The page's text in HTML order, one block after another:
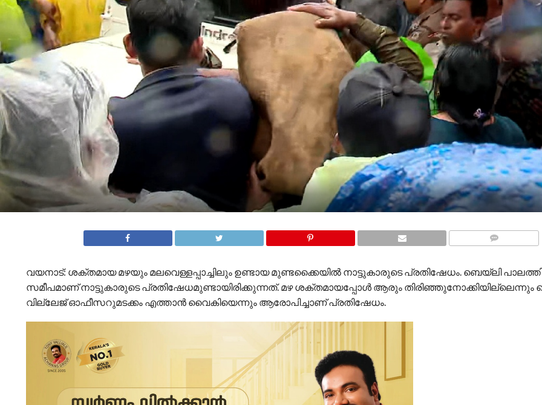
വയനാട്: ശക്തമായ മഴയും മലവെള്ളപ്പാച്ചിലും ഉണ്ടായ മുണ്ടക്കൈയിൽ നാട്ടുകാരുടെ പ്രതിഷേധം. ബെയ്‌ലി
സമീപമാണ് നാട്ടുകാരുടെ പ്രതിഷേധമുണ്ടായിരിക്കുന്നത്. മഴ ശക്തമായപ്പോൾ ആരും
വില്ലേജ് ഓഫീസറുമടക്കം എത്താൻ വൈകിയെന്നും ആരോപിച്ചാണ് പ്രതിഷേധം.